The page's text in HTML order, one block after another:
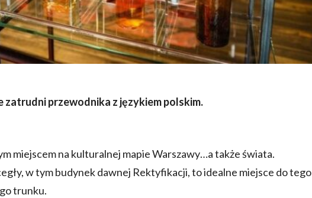
zatrudni przewodnika z językiem polskim.
miejscem na kulturalnej mapie Warszawy…a także świata.
w tym budynek dawnej Rektyfikacji, to idealne miejsce do tego
trunku.